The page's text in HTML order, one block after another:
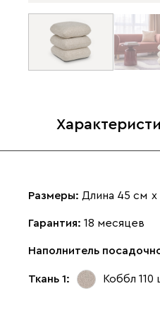
Размеры: Длина 45 см х
Гарантия: 18 месяцев
Наполнитель
Ткань 1: Коббл 110